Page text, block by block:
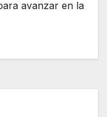
avanzar en la